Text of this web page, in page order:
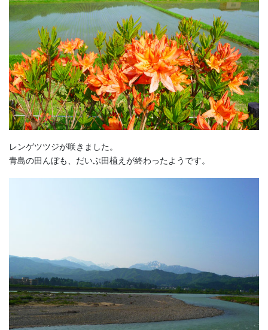
レンゲツツジが咲きました。
青島の田んぼも、だいぶ田植えが終わったようです。